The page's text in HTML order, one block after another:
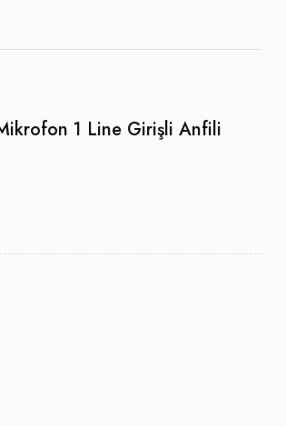
1 Line Girişli Anfili